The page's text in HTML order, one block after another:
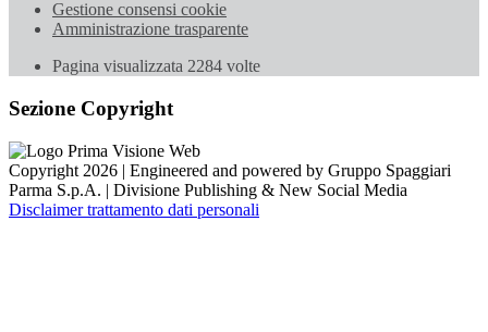
Gestione consensi cookie
Amministrazione trasparente
Pagina visualizzata 2284 volte
Sezione Copyright
Copyright 2026 | Engineered and powered by Gruppo Spaggiari
Parma S.p.A. | Divisione Publishing & New Social Media
Disclaimer trattamento dati personali